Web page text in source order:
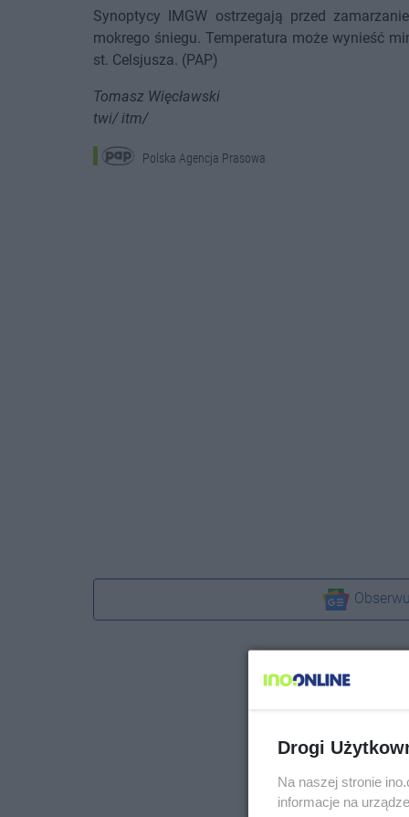
Synoptycy IMGW ostrzegają przed
mokrego śniegu. Temperatura może wynieść
st. Celsjusza. (PAP)
Tomasz Więcławski
twi/ itm/
Polska Agencja Prasowa
Drogi
Na naszej stronie
informacje na